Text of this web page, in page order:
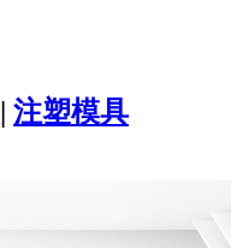
| 注塑模具